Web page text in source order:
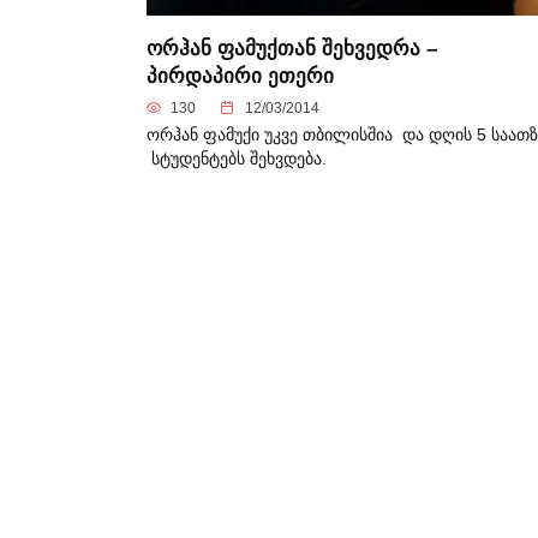
ორჰან ფამუქთან შეხვედრა –
პირდაპირი ეთერი
130 12/03/2014
ორჰან ფამუქი უკვე თბილისშია და დღის 5
სტუდენტებს შეხვდება.